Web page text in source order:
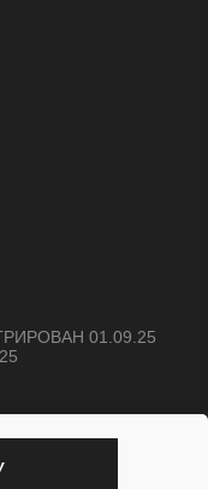
01.09.25